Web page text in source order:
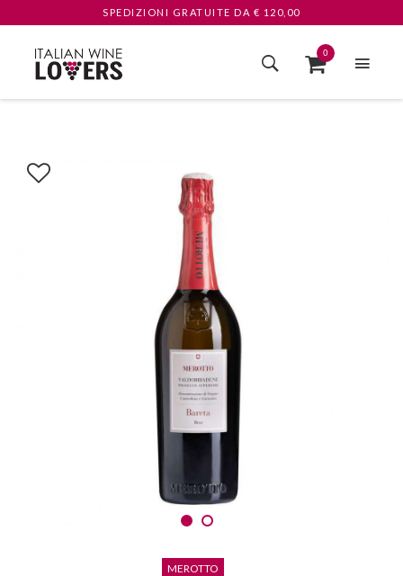
SPEDIZIONI GRATUITE DA € 120,00
0
MEROTTO